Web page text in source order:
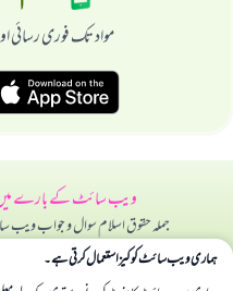
مواد تک فوری رسائی
ویب سائٹ کے بارے
جملہ حقوق اسلام سوال و جواب ویب سائٹ
ہماری ویب سائٹ کوکیز استعمال کرتی ہے۔